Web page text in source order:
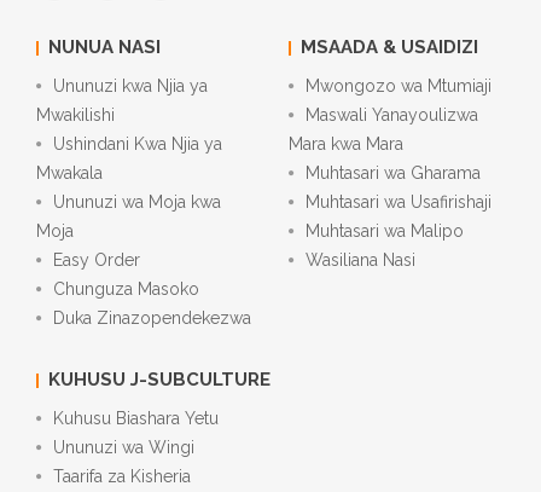
NUNUA NASI
Ununuzi kwa Njia ya
Mwakilishi
Ushindani Kwa Njia ya
Mwakala
Ununuzi wa Moja kwa
Moja
Easy Order
Chunguza Masoko
Duka Zinazopendekezwa
MSAADA & USAIDIZI
Mwongozo wa Mtumiaji
Maswali Yanayoulizwa
Mara kwa Mara
Muhtasari wa Gharama
Muhtasari wa Usafirishaji
Muhtasari wa Malipo
Wasiliana Nasi
KUHUSU J-SUBCULTURE
Kuhusu Biashara Yetu
Ununuzi wa Wingi
Taarifa za Kisheria